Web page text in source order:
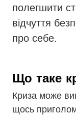
полегшити
відчуття
про себе.
Що таке
Криза може
щось